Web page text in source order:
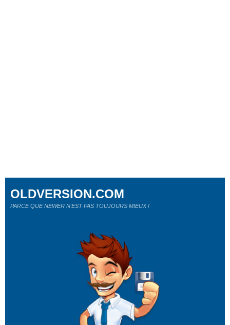
OLDVERSION.COM
PARCE QUE NEWER N'EST PAS TOUJOURS MIEUX !